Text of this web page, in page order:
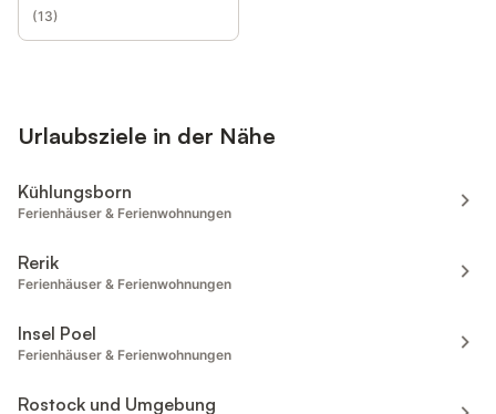
(13)
Urlaubsziele in der Nähe
Kühlungsborn
Ferienhäuser & Ferienwohnungen
Rerik
Ferienhäuser & Ferienwohnungen
Insel Poel
Ferienhäuser & Ferienwohnungen
Rostock und Umgebung